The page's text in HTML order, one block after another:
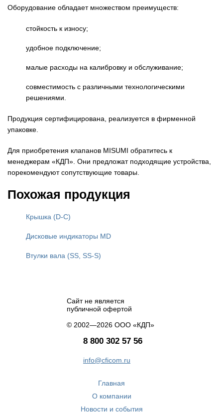
Оборудование обладает множеством преимуществ:
стойкость к износу;
удобное подключение;
малые расходы на калибровку и обслуживание;
совместимость с различными технологическими
решениями.
Продукция сертифицирована, реализуется в фирменной
упаковке.
Для приобретения клапанов MISUMI обратитесь к
менеджерам «КДП». Они предложат подходящие устройства,
порекомендуют сопутствующие товары.
Похожая продукция
Крышка (D-C)
Дисковые индикаторы MD
Втулки вала (SS, SS-S)
Сайт не является
публичной офертой
© 2002—2026 ООО «КДП»
8 800 302 57 56
info@cficom.ru
Главная
О компании
Новости и события